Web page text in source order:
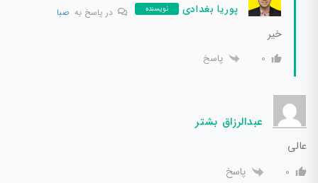
پوریا بغدادی نویسنده در پاسخ بهصبا
خیر
0 پاسخ
عبدالرزاق بشتر
عالی
0 پاسخ